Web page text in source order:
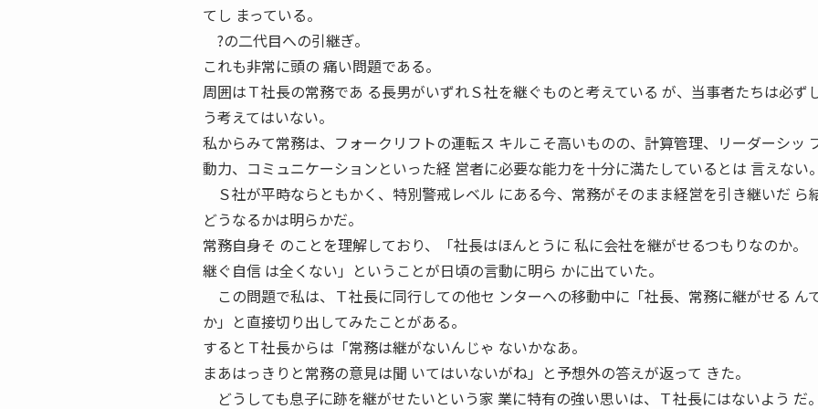
てし まっている。
?の二代目への引継ぎ。
これも非常に頭の 痛い問題である。
周囲はＴ社長の常務であ る長男がいずれＳ社を継ぐものと考えている が、当事者たちは必ず
う考えてはいない。
私からみて常務は、フォークリフトの運転ス キルこそ高いものの、計算管理、リーダーシッ
動力、コミュニケーションといった経 営者に必要な能力を十分に満たしているとは 言えない。
Ｓ社が平時ならともかく、特別警戒レベル にある今、常務がそのまま経営を引き継いだ ら
どうなるかは明らかだ。
常務自身そ のことを理解しており、「社長はほんとうに 私に会社を継がせるつもりなのか。
継ぐ自信 は全くない」ということが日頃の言動に明ら かに出ていた。
この問題で私は、Ｔ社長に同行しての他セ ンターへの移動中に「社長、常務に継がせる ん
か」と直接切り出してみたことがある。
するとＴ社長からは「常務は継がないんじゃ ないかなあ。
まあはっきりと常務の意見は聞 いてはいないがね」と予想外の答えが返って きた。
どうしても息子に跡を継がせたいという家 業に特有の強い思いは、Ｔ社長にはないよう だ。